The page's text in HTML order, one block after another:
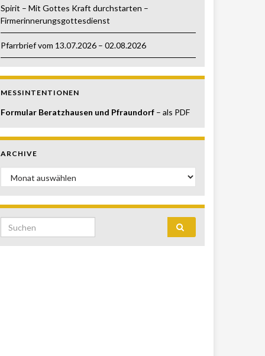
Spirit – Mit Gottes Kraft durchstarten –
Firmerinnerungsgottesdienst
Pfarrbrief vom 13.07.2026 – 02.08.2026
MESSINTENTIONEN
Formular Beratzhausen und Pfraundorf – als PDF
ARCHIVE
Archive
Search for: